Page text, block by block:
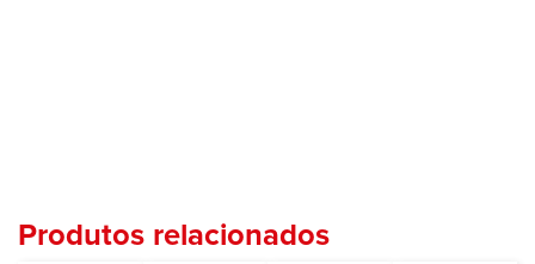
Produtos relacionados